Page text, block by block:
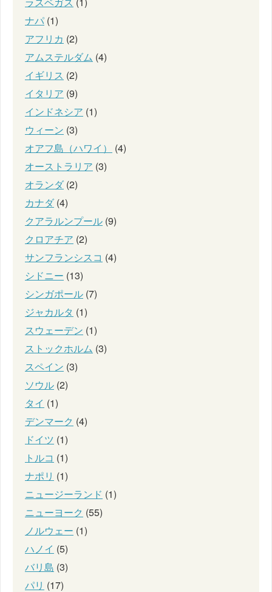
ナパ (1)
アフリカ (2)
アムステルダム (4)
イギリス (2)
イタリア (9)
インドネシア (1)
ウィーン (3)
オアフ島（ハワイ）
(4)
オーストラリア (3)
オランダ(2)
カナダ(4)
クアラルンプール (9)
クロアチア (2)
サンフランシスコ (4)
シドニー (13)
シンガポール (7)
ジャカルタ (1)
スウェーデン (1)
ストックホルム (3)
スペイン (3)
ソウル (2)
タイ (1)
デンマーク (4)
ドイツ (1)
トルコ (1)
ナポリ (1)
ニュージーランド (1)
ニューヨーク (55)
ノルウェー (1)
ハノイ (5)
バリ島 (3)
パリ (17)